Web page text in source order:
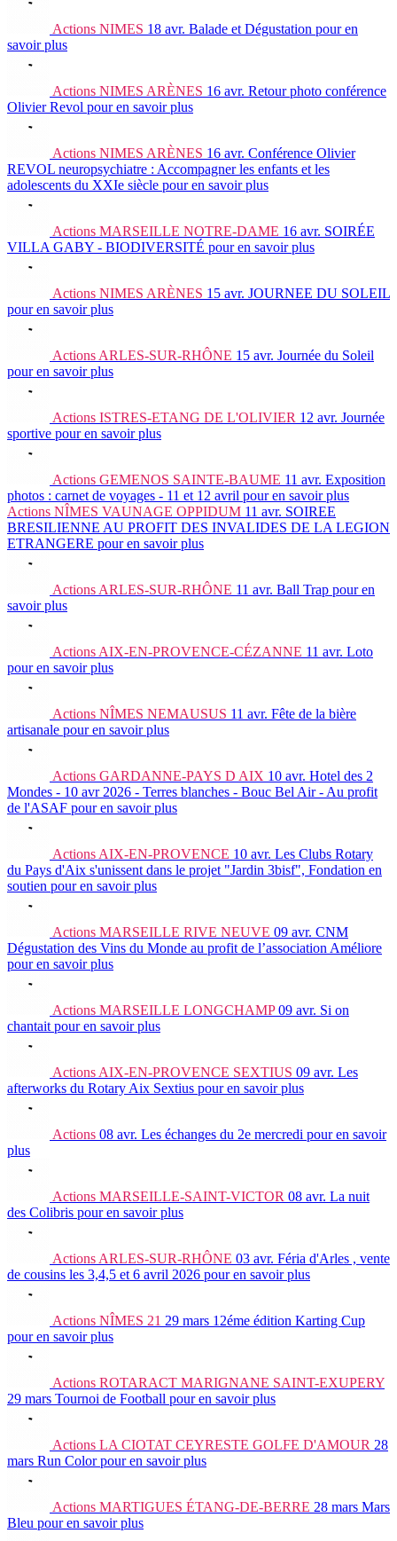
Actions NIMES 18 avr. Balade et Dégustation pour en
savoir plus
Actions NIMES ARÈNES 16 avr. Retour photo conférence
Olivier Revol pour en savoir plus
Actions NIMES ARÈNES 16 avr. Conférence Olivier
REVOL neuropsychiatre : Accompagner les enfants et les
adolescents du XXIe siècle pour en savoir plus
Actions MARSEILLE NOTRE-DAME 16 avr. SOIRÉE
VILLA GABY - BIODIVERSITÉ pour en savoir plus
Actions NIMES ARÈNES 15 avr. JOURNEE DU SOLEIL
pour en savoir plus
Actions ARLES-SUR-RHÔNE 15 avr. Journée du Soleil
pour en savoir plus
Actions ISTRES-ETANG DE L'OLIVIER 12 avr. Journée
sportive pour en savoir plus
Actions GEMENOS SAINTE-BAUME 11 avr. Exposition
photos : carnet de voyages - 11 et 12 avril pour en savoir plus
Actions NÎMES VAUNAGE OPPIDUM 11 avr. SOIREE
BRESILIENNE AU PROFIT DES INVALIDES DE LA LEGION
ETRANGERE pour en savoir plus
Actions ARLES-SUR-RHÔNE 11 avr. Ball Trap pour en
savoir plus
Actions AIX-EN-PROVENCE-CÉZANNE 11 avr. Loto
pour en savoir plus
Actions NÎMES NEMAUSUS 11 avr. Fête de la bière
artisanale pour en savoir plus
Actions GARDANNE-PAYS D AIX 10 avr. Hotel des 2
Mondes - 10 avr 2026 - Terres blanches - Bouc Bel Air - Au profit
de l'ASAF pour en savoir plus
Actions AIX-EN-PROVENCE 10 avr. Les Clubs Rotary
du Pays d'Aix s'unissent dans le projet "Jardin 3bisf", Fondation en
soutien pour en savoir plus
Actions MARSEILLE RIVE NEUVE 09 avr. CNM
Dégustation des Vins du Monde au profit de l’association Améliore
pour en savoir plus
Actions MARSEILLE LONGCHAMP 09 avr. Si on
chantait pour en savoir plus
Actions AIX-EN-PROVENCE SEXTIUS 09 avr. Les
afterworks du Rotary Aix Sextius pour en savoir plus
Actions 08 avr. Les échanges du 2e mercredi pour en savoir
plus
Actions MARSEILLE-SAINT-VICTOR 08 avr. La nuit
des Colibris pour en savoir plus
Actions ARLES-SUR-RHÔNE 03 avr. Féria d'Arles , vente
de cousins les 3,4,5 et 6 avril 2026 pour en savoir plus
Actions NÎMES 21 29 mars 12éme édition Karting Cup
pour en savoir plus
Actions ROTARACT MARIGNANE SAINT-EXUPERY
29 mars Tournoi de Football pour en savoir plus
Actions LA CIOTAT CEYRESTE GOLFE D'AMOUR 28
mars Run Color pour en savoir plus
Actions MARTIGUES ÉTANG-DE-BERRE 28 mars Mars
Bleu pour en savoir plus